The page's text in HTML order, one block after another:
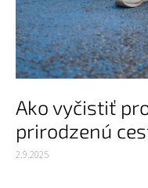
Ako vyčistiť
prirodzenú
2.9.2025